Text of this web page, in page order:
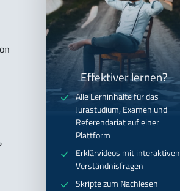
Effektiver lernen?
Alle Lerninhalte für das
Jurastudium, Examen und
Referendariat auf einer
Plattform
Erklärvideos mit interaktiven
Verständnisfragen
Skripte zum Nachlesen